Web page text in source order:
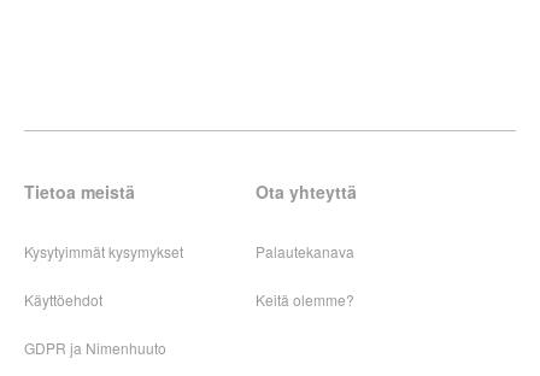
Tietoa meistä
Kysytyimmät kysymykset
Käyttöehdot
GDPR ja Nimenhuuto
Ota yhteyttä
Palautekanava
Keitä olemme?